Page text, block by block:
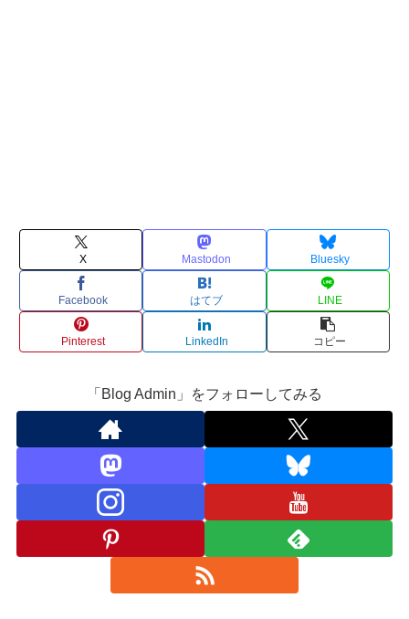
X Mastodon Bluesky
Facebook はてブ LINE
Pinterest LinkedIn コピー
「Blog Admin」をフォローしてみる